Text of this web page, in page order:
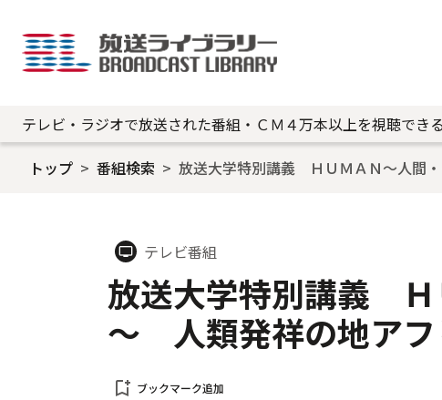
テレビ・ラジオで放送された番組・ＣＭ４万本以上を視聴でき
トップ 番組検索 放送大学特別講義 ＨＵＭＡＮ～人間
tv テレビ番組
放送大学特別講義 Ｈ
～ 人類発祥の地ア
bookmark_add ブックマーク追加